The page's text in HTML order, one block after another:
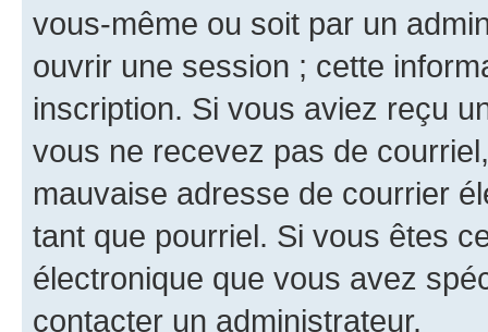
vous-même ou soit par un
ouvrir une session ; cette
inscription. Si vous aviez reçu
vous ne recevez pas de
mauvaise adresse de courrier
tant que pourriel. Si vous êtes
électronique que vous avez
contacter un administrateur.